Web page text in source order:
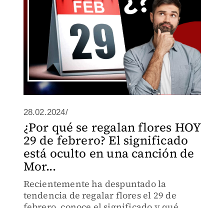
28.02.2024/
¿Por qué se regalan flores HOY
29 de febrero? El significado
está oculto en una canción de
Mor...
Recientemente ha despuntado la
tendencia de regalar flores el 29 de